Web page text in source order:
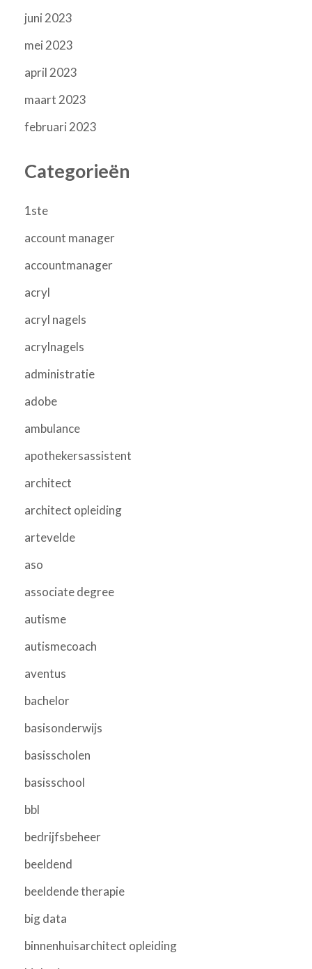
juni 2023
mei 2023
april 2023
maart 2023
februari 2023
Categorieën
1ste
account manager
accountmanager
acryl
acryl nagels
acrylnagels
administratie
adobe
ambulance
apothekersassistent
architect
architect opleiding
artevelde
aso
associate degree
autisme
autismecoach
aventus
bachelor
basisonderwijs
basisscholen
basisschool
bbl
bedrijfsbeheer
beeldend
beeldende therapie
big data
binnenhuisarchitect opleiding